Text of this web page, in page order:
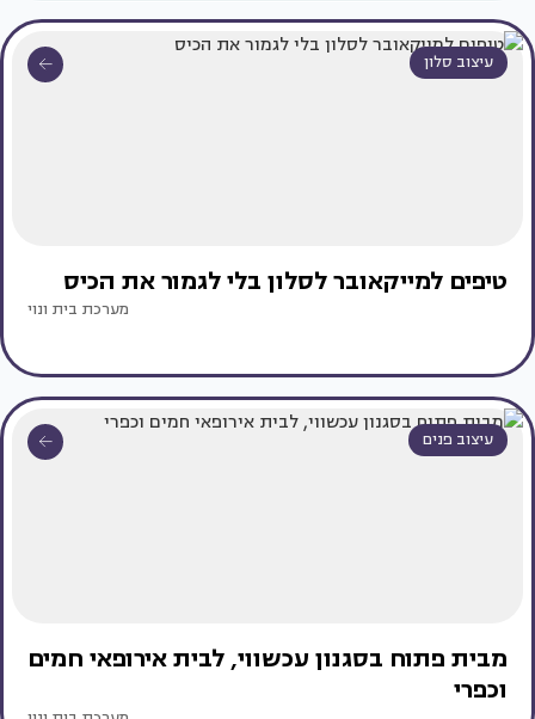
עיצוב סלון
טיפים למייקאובר לסלון בלי לגמור את הכיס
מערכת בית ונוי
עיצוב פנים
מבית פתוח בסגנון עכשווי, לבית אירופאי חמים
וכפרי